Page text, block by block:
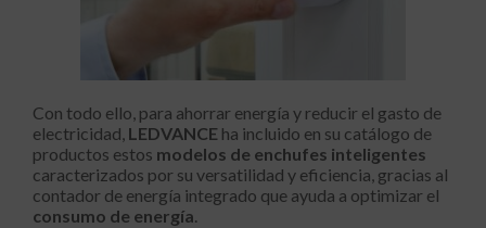
Con todo ello, para ahorrar energía y reducir el gasto de
electricidad, LEDVANCE ha incluido en su catálogo de
productos estos modelos de enchufes inteligentes
caracterizados por su versatilidad y eficiencia, gracias al
contador de energía integrado que ayuda a optimizar el
consumo de energía.